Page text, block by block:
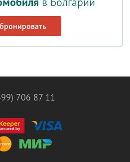
706 87 11